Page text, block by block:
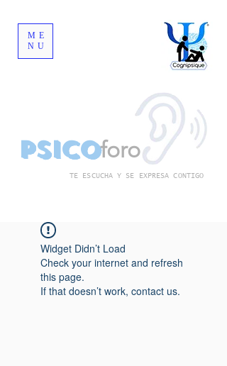
ME
NU
Psicoforo
TE ESCUCHA Y SE EXPRESA CONTIGO
Widget Didn’t Load
Check your internet and refresh
this page.
If that doesn’t work, contact us.